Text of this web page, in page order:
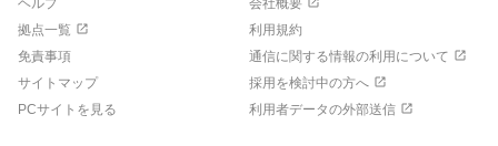
ヘルプ
会社概要
拠点一覧
利用規約
免責事項
通信に関する情報の利用について
サイトマップ
採用を検討中の方へ
PCサイトを見る
利用者データの外部送信